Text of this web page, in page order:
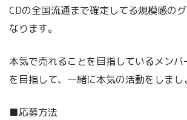
CDの全国流通まで確定してる規模感の
なります。
本気で売れることを目指しているメンバ
を目指して、一緒に本気の活動をしまし
■応募方法